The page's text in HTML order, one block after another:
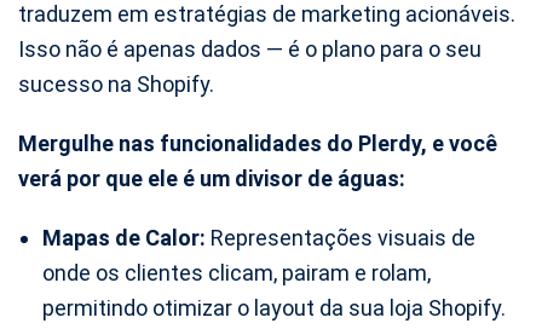
traduzem em estratégias de marketing acionáveis.
Isso não é apenas dados — é o plano para o seu
sucesso na Shopify.
Mergulhe nas funcionalidades do Plerdy, e você
verá por que ele é um divisor de águas:
Mapas de Calor: Representações visuais de
onde os clientes clicam, pairam e rolam,
permitindo otimizar o layout da sua loja Shopify.